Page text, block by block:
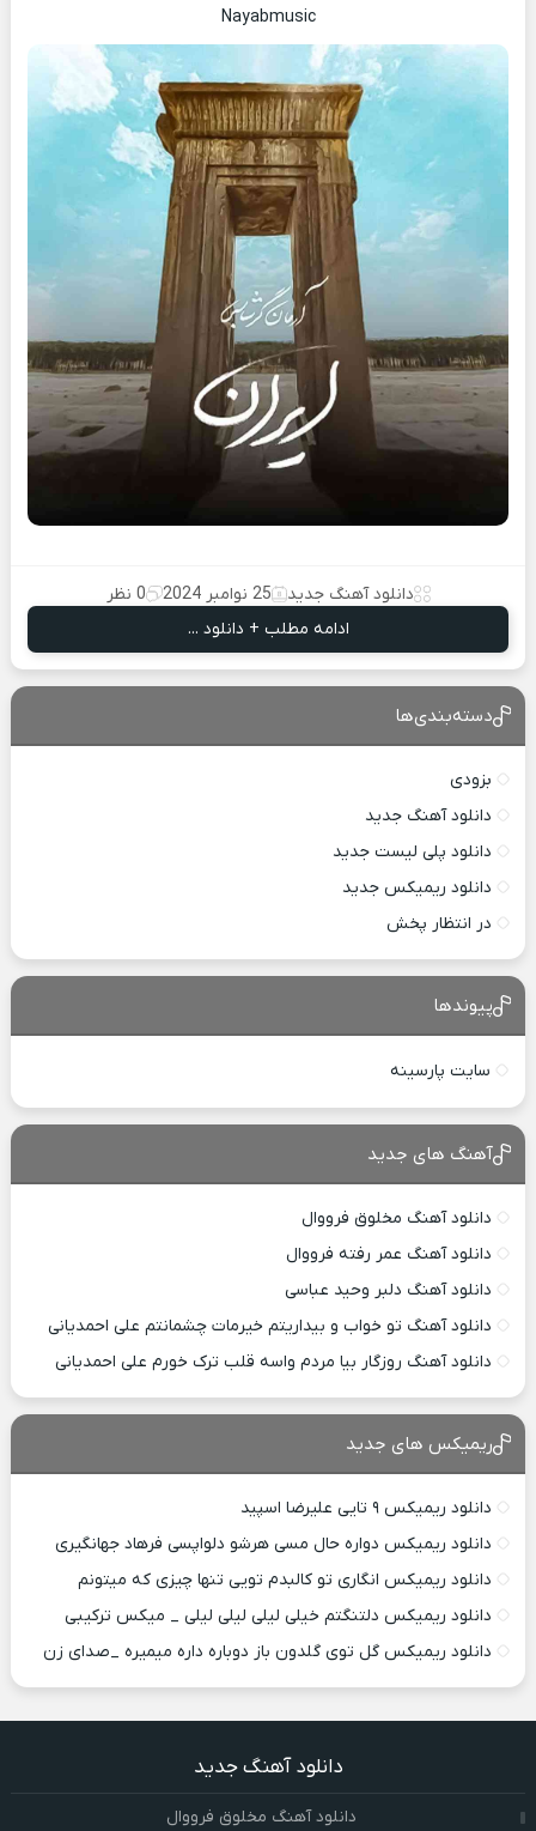
Nayabmusic
دانلود آهنگ جدید 25 نوامبر 2024
0 نظر
ادامه مطلب + دانلود ...
دسته‌بندی‌ها
بزودی
دانلود آهنگ جدید
دانلود پلی لیست جدید
دانلود ریمیکس جدید
در انتظار پخش
پیوندها
سایت پارسینه
آهنگ های جدید
دانلود آهنگ مخلوق فرووال
دانلود آهنگ عمر رفته فرووال
دانلود آهنگ دلبر وحید عباسی
دانلود آهنگ تو خواب و بیداریتم خیرمات چشمانتم علی احمدیانی
دانلود آهنگ روزگار بیا مردم واسه قلب ترک خورم علی احمدیانی
ریمیکس های جدید
دانلود ریمیکس ۹ تایی علیرضا اسپید
دانلود ریمیکس دواره حال مسی هرشو دلواپسی فرهاد جهانگیری
دانلود ریمیکس انگاری تو کالبدم تویی تنها چیزی که میتونم
دانلود ریمیکس دلتنگتم خیلی لیلی لیلی لیلی _ میکس ترکیبی
دانلود ریمیکس گل توی گلدون باز دوباره داره میمیره _صدای زن
دانلود آهنگ جدید
دانلود آهنگ مخلوق فرووال